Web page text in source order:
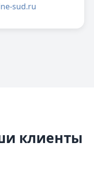
sud.ru
клиенты